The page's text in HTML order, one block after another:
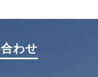
わせ